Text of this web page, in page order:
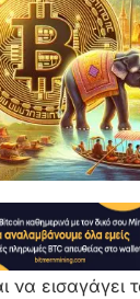
να εισαγάγει